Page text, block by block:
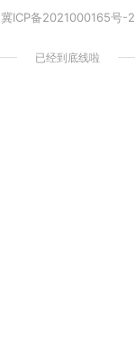
冀ICP备2021000165号-2
已经到底线啦